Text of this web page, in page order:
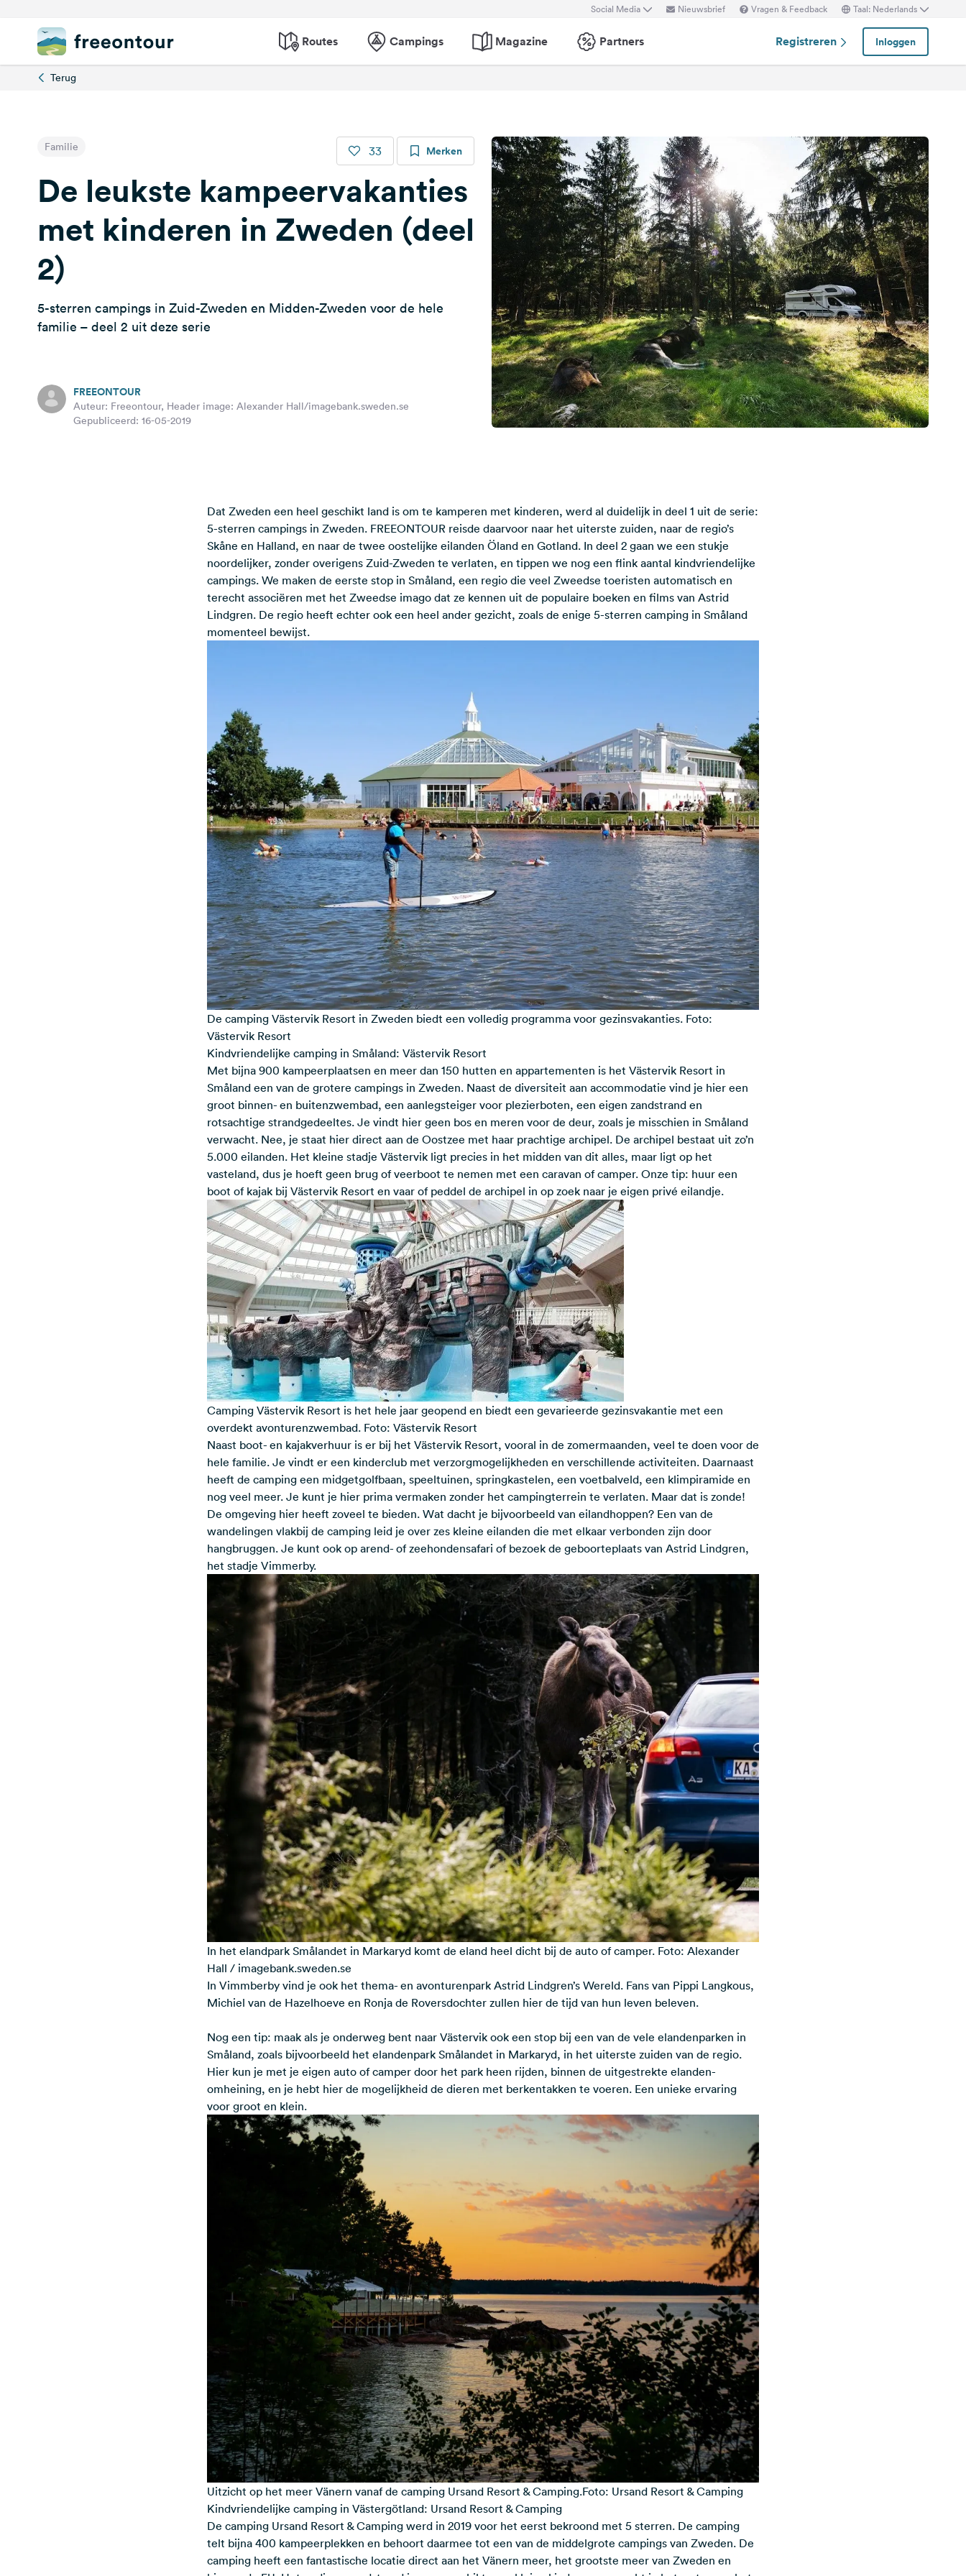
Social Media Nieuwsbrief Vragen & Feedback Taal: Nederlands
Routes Campings Magazine Partners Registreren Inloggen
Terug
Familie 33 Merken
De leukste kampeervakanties
met kinderen in Zweden (deel
2)
5-sterren campings in Zuid-Zweden en Midden-Zweden voor de hele
familie – deel 2 uit deze serie
FREEONTOUR
Auteur: Freeontour, Header image: Alexander Hall/imagebank.sweden.se
Gepubliceerd: 16-05-2019
Dat Zweden een heel geschikt land is om te kamperen met kinderen, werd al duidelijk in deel 1 uit de serie:
5-sterren campings in Zweden. FREEONTOUR reisde daarvoor naar het uiterste zuiden, naar de regio’s
Skåne en Halland, en naar de twee oostelijke eilanden Öland en Gotland. In deel 2 gaan we een stukje
noordelijker, zonder overigens Zuid-Zweden te verlaten, en tippen we nog een flink aantal kindvriendelijke
campings. We maken de eerste stop in Småland, een regio die veel Zweedse toeristen automatisch en
terecht associëren met het Zweedse imago dat ze kennen uit de populaire boeken en films van Astrid
Lindgren. De regio heeft echter ook een heel ander gezicht, zoals de enige 5-sterren camping in Småland
momenteel bewijst.
De camping Västervik Resort in Zweden biedt een volledig programma voor gezinsvakanties. Foto:
Västervik Resort
Kindvriendelijke camping in Småland: Västervik Resort
Met bijna 900 kampeerplaatsen en meer dan 150 hutten en appartementen is het Västervik Resort in
Småland een van de grotere campings in Zweden. Naast de diversiteit aan accommodatie vind je hier een
groot binnen- en buitenzwembad, een aanlegsteiger voor plezierboten, een eigen zandstrand en
rotsachtige strandgedeeltes. Je vindt hier geen bos en meren voor de deur, zoals je misschien in Småland
verwacht. Nee, je staat hier direct aan de Oostzee met haar prachtige archipel. De archipel bestaat uit zo’n
5.000 eilanden. Het kleine stadje Västervik ligt precies in het midden van dit alles, maar ligt op het
vasteland, dus je hoeft geen brug of veerboot te nemen met een caravan of camper. Onze tip: huur een
boot of kajak bij Västervik Resort en vaar of peddel de archipel in op zoek naar je eigen privé eilandje.
Camping Västervik Resort is het hele jaar geopend en biedt een gevarieerde gezinsvakantie met een
overdekt avonturenzwembad. Foto: Västervik Resort
Naast boot- en kajakverhuur is er bij het Västervik Resort, vooral in de zomermaanden, veel te doen voor de
hele familie. Je vindt er een kinderclub met verzorgmogelijkheden en verschillende activiteiten. Daarnaast
heeft de camping een midgetgolfbaan, speeltuinen, springkastelen, een voetbalveld, een klimpiramide en
nog veel meer. Je kunt je hier prima vermaken zonder het campingterrein te verlaten. Maar dat is zonde!
De omgeving hier heeft zoveel te bieden. Wat dacht je bijvoorbeeld van eilandhoppen? Een van de
wandelingen vlakbij de camping leid je over zes kleine eilanden die met elkaar verbonden zijn door
hangbruggen. Je kunt ook op arend- of zeehondensafari of bezoek de geboorteplaats van Astrid Lindgren,
het stadje Vimmerby.
In het elandpark Smålandet in Markaryd komt de eland heel dicht bij de auto of camper. Foto: Alexander
Hall / imagebank.sweden.se
In Vimmberby vind je ook het thema- en avonturenpark Astrid Lindgren’s Wereld. Fans van Pippi Langkous,
Michiel van de Hazelhoeve en Ronja de Roversdochter zullen hier de tijd van hun leven beleven.
Nog een tip: maak als je onderweg bent naar Västervik ook een stop bij een van de vele elandenparken in
Småland, zoals bijvoorbeeld het elandenpark Smålandet in Markaryd, in het uiterste zuiden van de regio.
Hier kun je met je eigen auto of camper door het park heen rijden, binnen de uitgestrekte elanden-
omheining, en je hebt hier de mogelijkheid de dieren met berkentakken te voeren. Een unieke ervaring
voor groot en klein.
Uitzicht op het meer Vänern vanaf de camping Ursand Resort & Camping.Foto: Ursand Resort & Camping
Kindvriendelijke camping in Västergötland: Ursand Resort & Camping
De camping Ursand Resort & Camping werd in 2019 voor het eerst bekroond met 5 sterren. De camping
telt bijna 400 kampeerplekken en behoort daarmee tot een van de middelgrote campings van Zweden. De
camping heeft een fantastische locatie direct aan het Vänern meer, het grootste meer van Zweden en